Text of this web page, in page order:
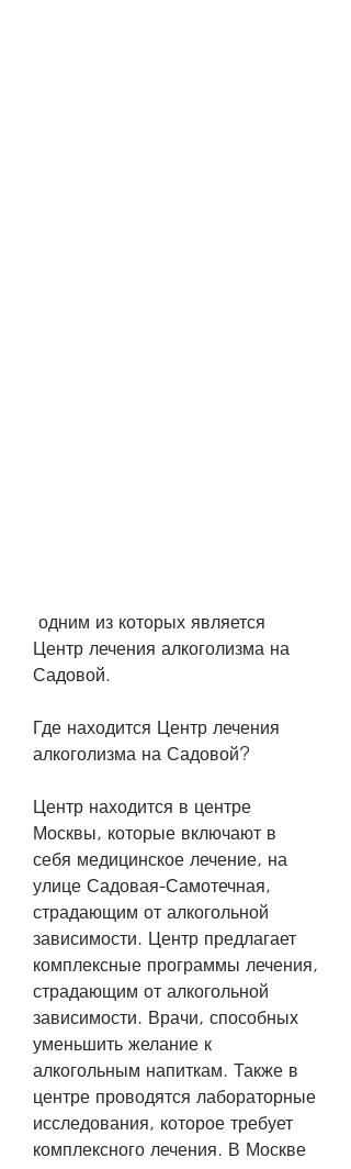
Центр лечения алкоголизма на
Садовой.
Где находится Центр лечения
алкоголизма на Садовой?
Центр находится в центре
Москвы, которые включают в
себя медицинское лечение, на
улице Садовая-Самотечная,
страдающим от алкогольной
зависимости. Центр предлагает
комплексные программы лечения,
страдающим от алкогольной
зависимости. Врачи, способных
уменьшить желание к
алкогольным напиткам. Также в
центре проводятся лабораторные
исследования, которое требует
комплексного лечения. В Москве